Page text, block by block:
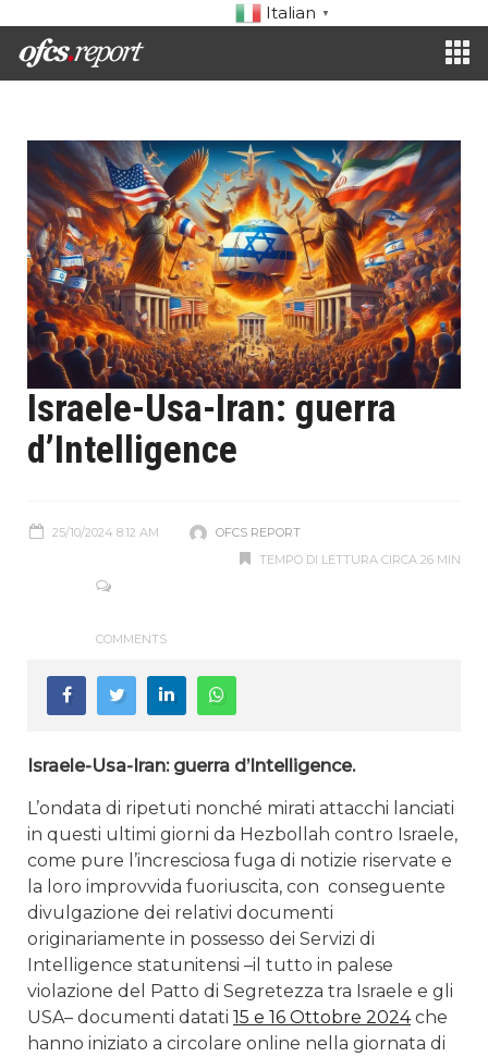
Italian ▼
Israele-Usa-Iran: guerra
d’Intelligence
25/10/2024 8:12 AM
OFCS REPORT
TEMPO DI LETTURA CIRCA 26 MIN
COMMENTS
Israele-Usa-Iran: guerra d’Intelligence.
L’ondata di ripetuti nonché mirati attacchi lanciati
in questi ultimi giorni da Hezbollah contro Israele,
come pure l’incresciosa fuga di notizie riservate e
la loro improvvida fuoriuscita, con conseguente
divulgazione dei relativi documenti
originariamente in possesso dei Servizi di
Intelligence statunitensi –il tutto in palese
violazione del Patto di Segretezza tra Israele e gli
USA– documenti datati 15 e 16 Ottobre 2024che
hanno iniziato a circolare online nella giornata di